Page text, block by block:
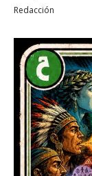
Redacción